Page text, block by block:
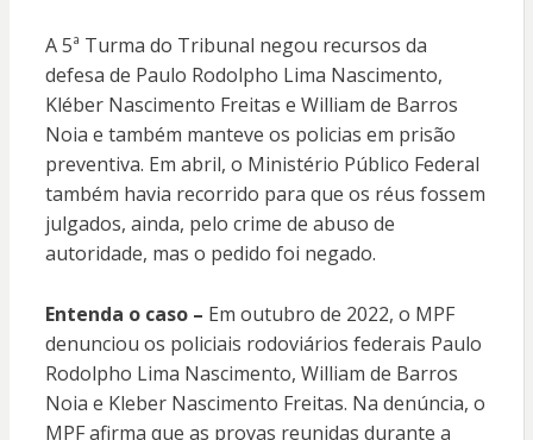
A 5ª Turma do Tribunal negou recursos da
defesa de Paulo Rodolpho Lima Nascimento,
Kléber Nascimento Freitas e William de Barros
Noia e também manteve os policias em prisão
preventiva. Em abril, o Ministério Público Federal
também havia recorrido para que os réus fossem
julgados, ainda, pelo crime de abuso de
autoridade, mas o pedido foi negado.
Entenda o caso – Em outubro de 2022, o MPF
denunciou os policiais rodoviários federais Paulo
Rodolpho Lima Nascimento, William de Barros
Noia e Kleber Nascimento Freitas. Na denúncia, o
MPF afirma que as provas reunidas durante a